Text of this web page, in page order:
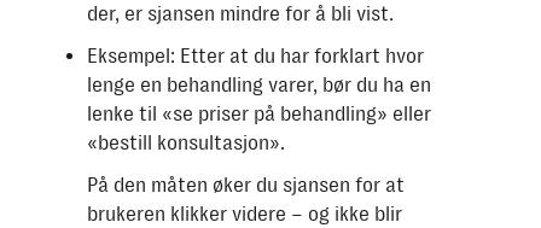
der, er sjansen mindre for å bli vist.
Eksempel: Etter at du har forklart hvor
lenge en behandling varer, bør du ha en
lenke til «se priser på behandling» eller
«bestill konsultasjon».
På den måten øker du sjansen for at
brukeren klikker videre – og ikke blir